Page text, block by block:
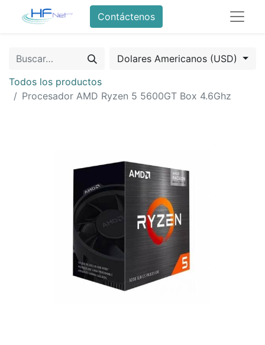
Contáctenos
Dolares Americanos (USD)
Todos los productos
Procesador AMD Ryzen 5 5600GT Box 4.6Ghz